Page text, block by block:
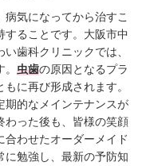
気になってから治すこ
することです。大阪市中
歯科クリニックでは、
虫歯の原因となるプラ
に再び形成されます。
期的なメインテナンスが
わった後も、皆様の笑顔
わせたオーダーメイド
に勉強し、最新の予防知